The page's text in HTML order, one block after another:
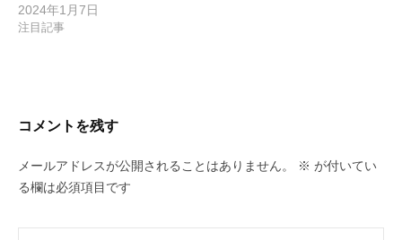
2024年1月7日
注目記事
コメントを残す
メールアドレスが公開されることはありません。 ※ が付いてい
る欄は必須項目です